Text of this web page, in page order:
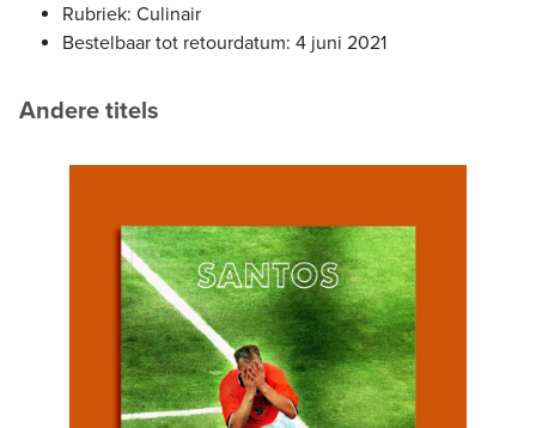
Rubriek: Culinair
Bestelbaar tot retourdatum: 4 juni 2021
Andere titels